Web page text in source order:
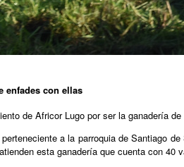
enfades con ellas
de Africor Lugo por ser la ganadería
a la parroquia de Santiago
esta ganadería que cuenta con